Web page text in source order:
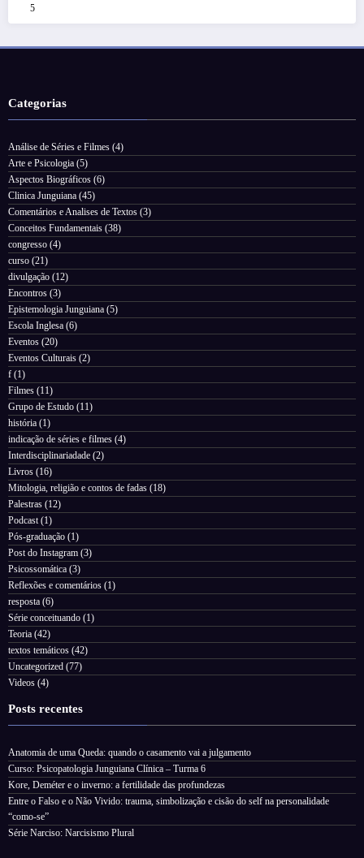
5
Categorias
Análise de Séries e Filmes (4)
Arte e Psicologia (5)
Aspectos Biográficos (6)
Clinica Junguiana (45)
Comentários e Analises de Textos (3)
Conceitos Fundamentais (38)
congresso (4)
curso (21)
divulgação (12)
Encontros (3)
Epistemologia Junguiana (5)
Escola Inglesa (6)
Eventos (20)
Eventos Culturais (2)
f (1)
Filmes (11)
Grupo de Estudo (11)
história (1)
indicação de séries e filmes (4)
Interdisciplinariadade (2)
Livros (16)
Mitologia, religião e contos de fadas (18)
Palestras (12)
Podcast (1)
Pós-graduação (1)
Post do Instagram (3)
Psicossomática (3)
Reflexões e comentários (1)
resposta (6)
Série conceituando (1)
Teoria (42)
textos temáticos (42)
Uncategorized (77)
Videos (4)
Posts recentes
Anatomia de uma Queda: quando o casamento vai a julgamento
Curso: Psicopatologia Junguiana Clínica – Turma 6
Kore, Deméter e o inverno: a fertilidade das profundezas
Entre o Falso e o Não Vivido: trauma, simbolização e cisão do self na personalidade
“como-se”
Série Narciso: Narcisismo Plural